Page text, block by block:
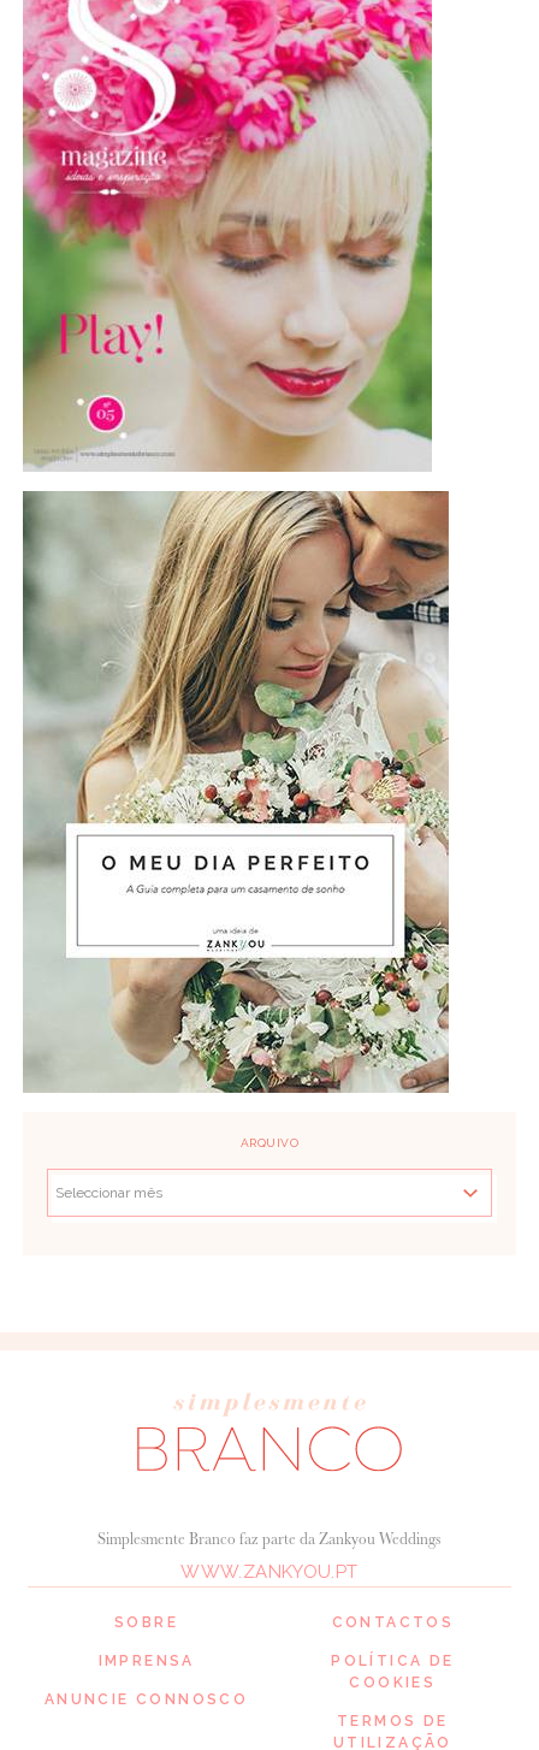
ARQUIVO
SOBRE
IMPRENSA
ANUNCIE CONNOSCO
Simplesmente Branco faz parte da Zankyou Weddings
WWW.ZANKYOU.PT
CONTACTOS
POLÍTICA DE
COOKIES
TERMOS DE
UTILIZAÇÃO